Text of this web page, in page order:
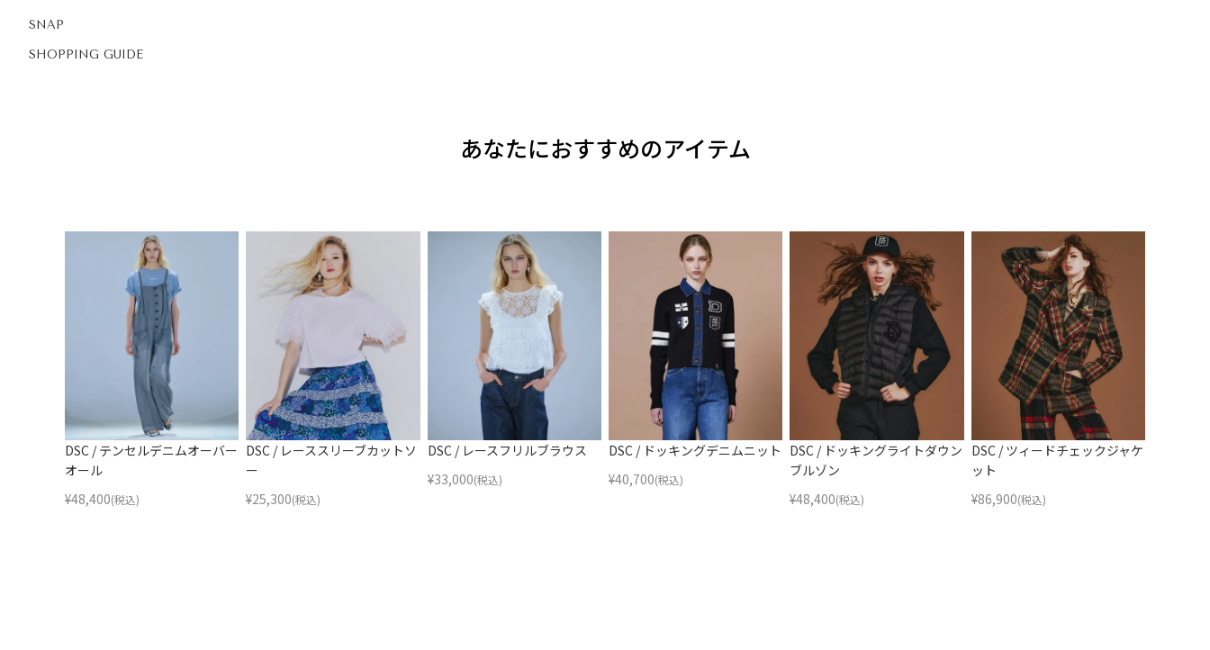
SNAP
SHOPPING GUIDE
あなたにおすすめのアイテム
DSC / テンセルデニムオーバー
オール
¥48,400(税込)
DSC / レーススリーブカットソ
ー
¥25,300(税込)
DSC / レースフリルブラウス
¥33,000(税込)
DSC / ドッキングデニムニット
¥40,700(税込)
DSC / ドッキングライトダウン
ブルゾン
¥48,400(税込)
DSC / ツィードチェックジャケ
ット
¥86,900(税込)